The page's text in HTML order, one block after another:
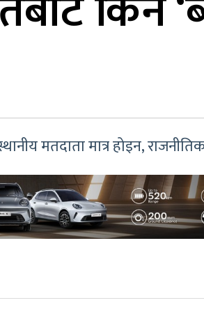
मतदाता मात्र होइन,